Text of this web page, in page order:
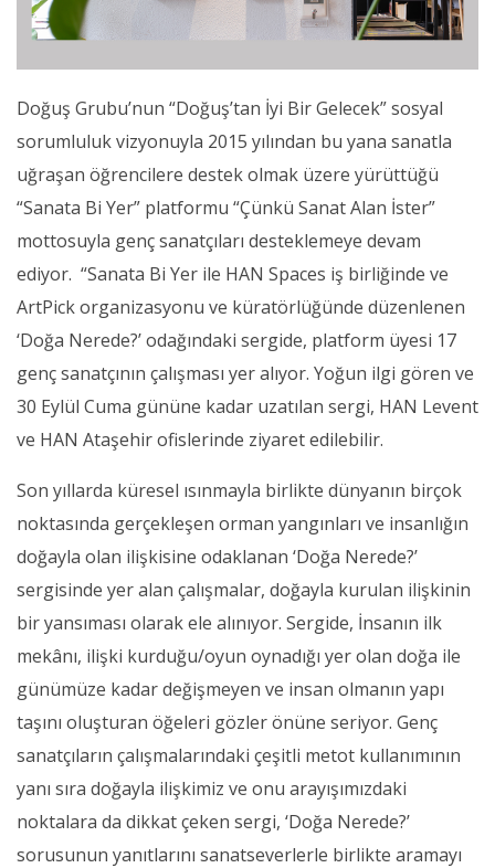
Doğuş Grubu’nun “Doğuş’tan İyi Bir Gelecek” sosyal
sorumluluk vizyonuyla 2015 yılından bu yana sanatla
uğraşan öğrencilere destek olmak üzere yürüttüğü
“Sanata Bi Yer” platformu “Çünkü Sanat Alan İster”
mottosuyla genç sanatçıları desteklemeye devam
ediyor. “Sanata Bi Yer ile HAN Spaces iş birliğinde ve
ArtPick organizasyonu ve küratörlüğünde düzenlenen
‘Doğa Nerede?’ odağındaki sergide, platform üyesi 17
genç sanatçının çalışması yer alıyor. Yoğun ilgi gören ve
30 Eylül Cuma gününe kadar uzatılan sergi, HAN Levent
ve HAN Ataşehir ofislerinde ziyaret edilebilir.
Son yıllarda küresel ısınmayla birlikte dünyanın birçok
noktasında gerçekleşen orman yangınları ve insanlığın
doğayla olan ilişkisine odaklanan ‘Doğa Nerede?’
sergisinde yer alan çalışmalar, doğayla kurulan ilişkinin
bir yansıması olarak ele alınıyor. Sergide, İnsanın ilk
mekânı, ilişki kurduğu/oyun oynadığı yer olan doğa ile
günümüze kadar değişmeyen ve insan olmanın yapı
taşını oluşturan öğeleri gözler önüne seriyor. Genç
sanatçıların çalışmalarındaki çeşitli metot kullanımının
yanı sıra doğayla ilişkimiz ve onu arayışımızdaki
noktalara da dikkat çeken sergi, ‘Doğa Nerede?’
sorusunun yanıtlarını sanatseverlerle birlikte aramayı